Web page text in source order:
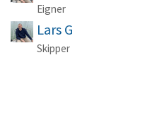
Eigner
Lars G
Skipper